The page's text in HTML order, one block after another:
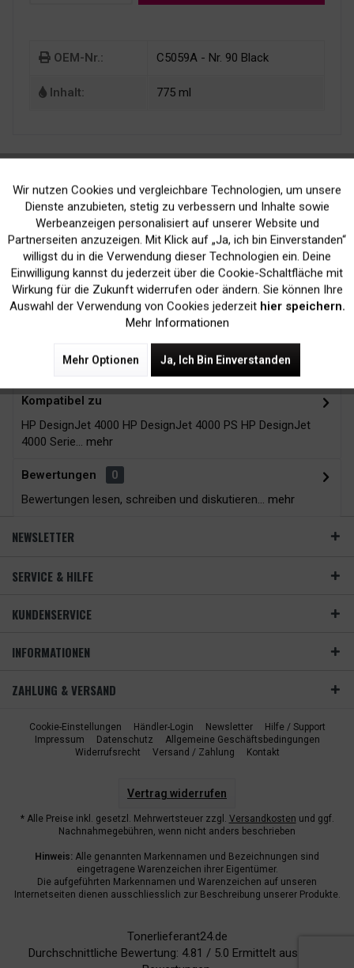
OEM-Nr.: C5059A - Nr. 90 Black
Inhalt: 775 ml
Kein Verlust der
Druckergarantie
Versand innerhalb von
24H*
Beschreibung
Kompatibel zu
HP DesignJet 4000 HP DesignJet 4000 PS HP DesignJet
4000 Serie... mehr
Bewertungen
0
Bewertungen lesen, schreiben und diskutieren... mehr
NEWSLETTER
SERVICE & HILFE
KUNDENSERVICE
INFORMATIONEN
ZAHLUNG & VERSAND
Cookie-Einstellungen Händler-Login Newsletter
Hilfe / Support
Impressum
Datenschutz
Allgemeine Geschäftsbedingungen
Widerrufsrecht
Versand / Zahlung Kontakt
Vertrag widerrufen
* Alle Preise inkl. gesetzl. Mehrwertsteuer zzgl. Versandkosten und ggf.
Nachnahmegebühren, wenn nicht anders beschrieben
Hinweis: Alle genannten Markennamen und Bezeichnungen sind
eingetragene Warenzeichen ihrer Eigentümer.
Die aufgeführten Markennamen und Warenzeichen auf unseren
Internetseiten dienen ausschliesslich zur Beschreibung unserer Produkte.
Tonerlieferant24.de
Durchschnittliche Bewertung: 4.81 / 5.0 Ermittelt aus
Funktionale Aktiv
Marketing Inaktiv
Tracking Inaktiv
Wir nutzen Cookies und vergleichbare Technologien, um unsere
Dienste anzubieten, stetig zu verbessern und Inhalte sowie
Werbeanzeigen personalisiert auf unserer Website und
Partnerseiten anzuzeigen. Mit Klick auf „Ja, ich bin Einverstanden“
willigst du in die Verwendung dieser Technologien ein. Deine
Einwilligung kannst du jederzeit über die Cookie-Schaltfläche mit
Wirkung für die Zukunft widerrufen oder ändern. Sie können Ihre
Auswahl der Verwendung von Cookies jederzeit hier speichern.
Mehr Informationen
Mehr Optionen Ja, Ich Bin Einverstanden